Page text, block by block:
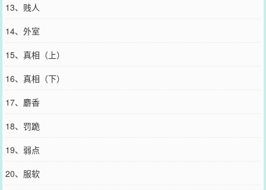
13、贱人
14、外室
15、真相（上）
16、真相（下）
17、麝香
18、罚跪
19、弱点
20、服软